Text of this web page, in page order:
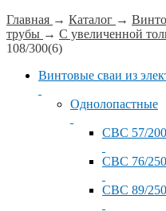
Главная → Каталог →
трубы → С увеличенной
108/300(6)
Винтовые сваи из
Однолопастные
СВС 57/200
СВС 76/250
СВС 89/250